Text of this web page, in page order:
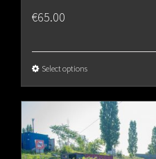
€65.00
Select options